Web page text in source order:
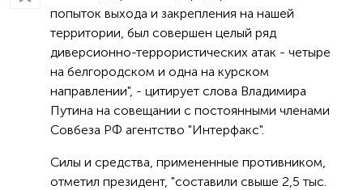
попыток выхода и закрепления на нашей
территории, был совершен целый ряд
диверсионно-террористических атак - четыре
на белгородском и одна на курском
направлении", - цитирует слова Владимира
Путина на совещании с постоянными членами
Совбеза РФ агентство "Интерфакс".
Силы и средства, примененные противником,
отметил президент, "составили свыше 2,5 тыс.